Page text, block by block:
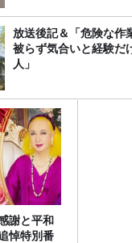
放送後記＆「危険な作
被らず気合いと経験だ
人」
謝と平和
悼特別番